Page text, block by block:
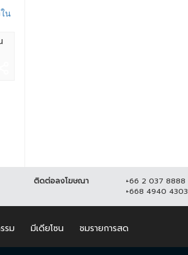
ติดต่อลงโฆษณา
+66 2 037 8888
+668 4940 4303
รม มีเดียโซน ชมรายการสด